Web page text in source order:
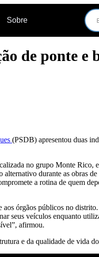
Sobre
de ponte
(PSDB) apresentou duas
no grupo Monte Rico,
durante as obras
a rotina de quem
órgãos públicos no
seus veículos enquanto
afirmou.
e da qualidade de vida